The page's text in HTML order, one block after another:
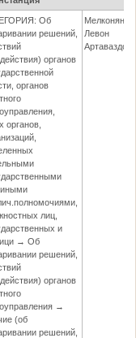
Об
решений,
органов
органов
органов,
лиц,
и
→ Об
решений,
органов
→
(об
решений,
Мелконян
Левон